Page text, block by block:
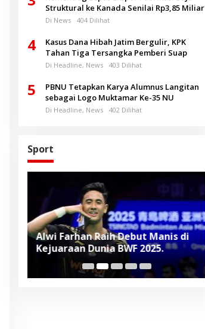
Struktural ke Kanada Senilai Rp3,85 Miliar
Di News 404 Dilihat
4
Kasus Dana Hibah Jatim Bergulir, KPK
Tahan Tiga Tersangka Pemberi Suap
Di Headline, News 403 Dilihat
5
PBNU Tetapkan Karya Alumnus Langitan
sebagai Logo Muktamar Ke-35 NU
Di Headline, News 402 Dilihat
Sport
Alwi Farhan Raih Debut Manis di
Kejuaraan Dunia BWF 2025.